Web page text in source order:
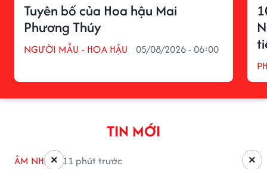
Tuyên bố của Hoa hậu Mai
Phương Thúy
NGƯỜI MẪU - HOA HẬU 05/08/2026 - 06:00
TIN MỚI
ÂM NHẠC 11 phút trước ×
×